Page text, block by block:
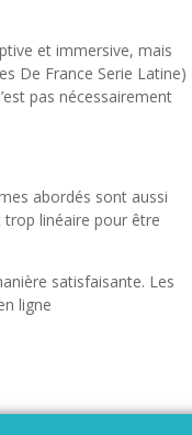
et immersive, mais
De France Serie Latine)
pas nécessairement
abordés sont aussi
trop linéaire pour être
satisfaisante. Les
ligne